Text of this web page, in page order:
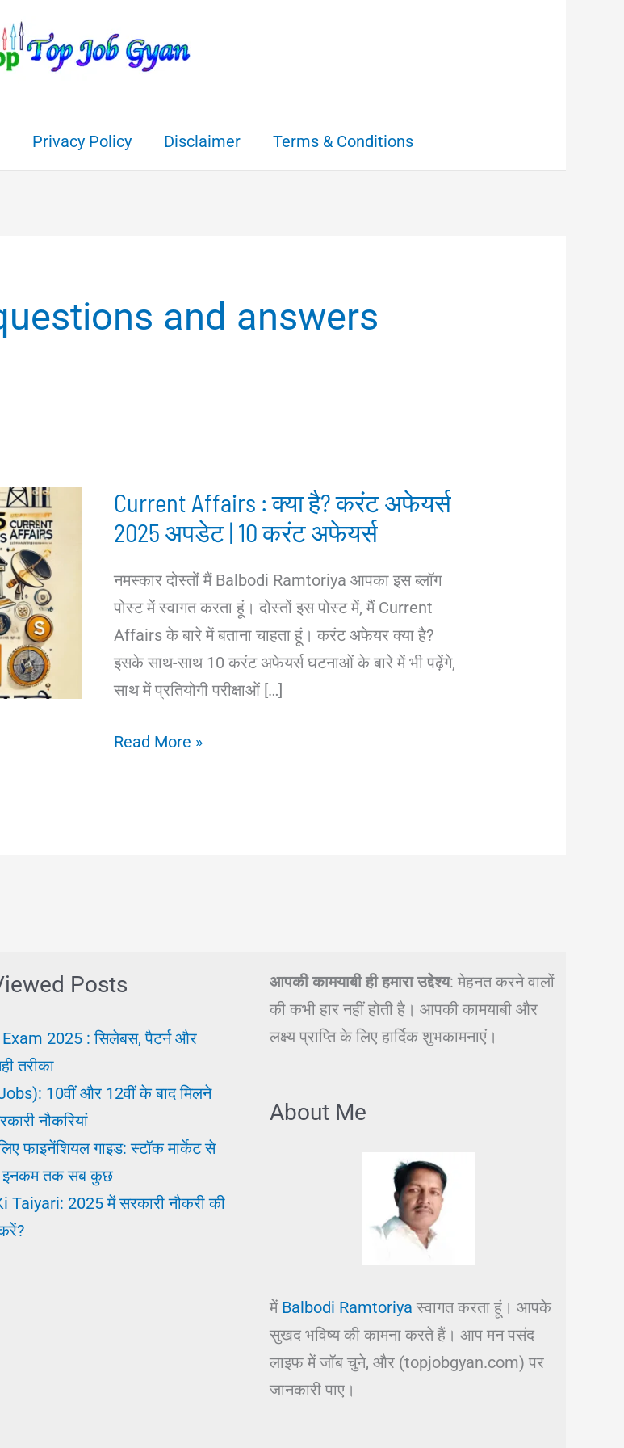
Privacy Policy Disclaimer Terms & Conditions
and answers
Current Affairs : क्या है? करंट अफेयर्स
2025 अपडेट | 10 करंट अफेयर्स
नमस्कार दोस्तों मैं Balbodi Ramtoriya आपका इस ब्लॉग
पोस्ट में स्वागत करता हूं। दोस्तों इस पोस्ट में, मैं Current
Affairs के बारे में बताना चाहता हूं। करंट अफेयर क्या है?
इसके साथ-साथ 10 करंट अफेयर्स घटनाओं के बारे में भी पढ़ेंगे,
साथ में प्रतियोगी परीक्षाओं […]
Current
|
करंट
Read More »
Posts
2025 : सिलेबस, पैटर्न और
तरीका
10वीं और 12वीं के बाद मिलने
नौकरियां
फाइनेंशियल गाइड: स्टॉक मार्केट से
इनकम तक सब कुछ
Taiyari: 2025 में सरकारी नौकरी की
आपकी कामयाबी ही हमारा उद्देश्य: मेहनत करने वालों
की कभी हार नहीं होती है। आपकी कामयाबी और
लक्ष्य प्राप्ति के लिए हार्दिक शुभकामनाएं।
About Me
में Balbodi Ramtoriya स्वागत करता हूं। आपके
सुखद भविष्य की कामना करते हैं। आप मन पसंद
लाइफ में जॉब चुने, और (topjobgyan.com) पर
जानकारी पाए।